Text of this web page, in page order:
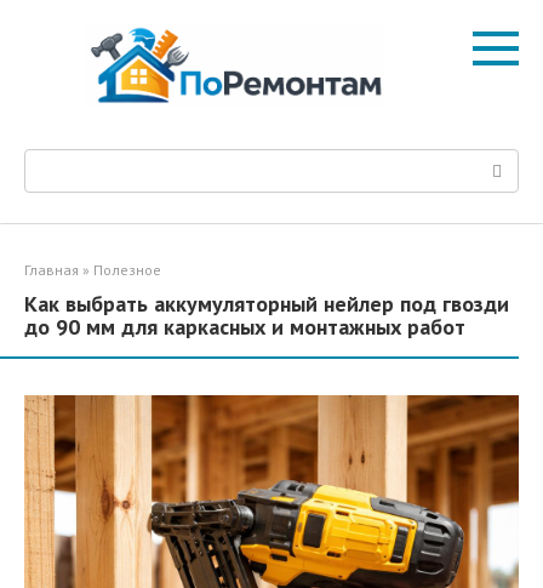
Поиск:
Главная » Полезное
Как выбрать аккумуляторный нейлер под гвозди
до 90 мм для каркасных и монтажных работ